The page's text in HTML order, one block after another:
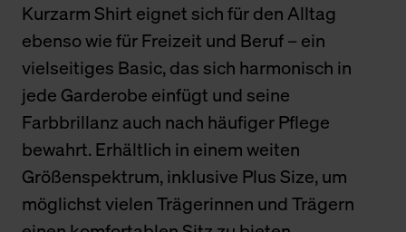
Kurzarm Shirt eignet sich für den Alltag
ebenso wie für Freizeit und Beruf – ein
vielseitiges Basic, das sich harmonisch in
jede Garderobe einfügt und seine
Farbbrillanz auch nach häufiger Pflege
bewahrt. Erhältlich in einem weiten
Größenspektrum, inklusive Plus Size, um
möglichst vielen Trägerinnen und Trägern